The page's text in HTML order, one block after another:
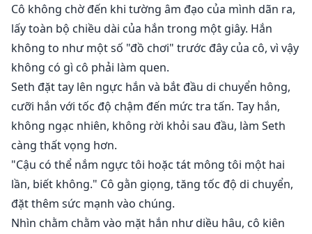
Cô không chờ đến khi tường âm đạo của mình dãn ra,
lấy toàn bộ chiều dài của hắn trong một giây. Hắn
không to như một số "đồ chơi" trước đây của cô, vì vậy
không có gì cô phải làm quen.
Seth đặt tay lên ngực hắn và bắt đầu di chuyển hông,
cưỡi hắn với tốc độ chậm đến mức tra tấn. Tay hắn,
không ngạc nhiên, không rời khỏi sau đầu, làm Seth
càng thất vọng hơn.
"Cậu có thể nắm ngực tôi hoặc tát mông tôi một hai
lần, biết không." Cô gằn giọng, tăng tốc độ di chuyển,
đặt thêm sức mạnh vào chúng.
Nhìn chằm chằm vào mặt hắn như diều hâu, cô kiên